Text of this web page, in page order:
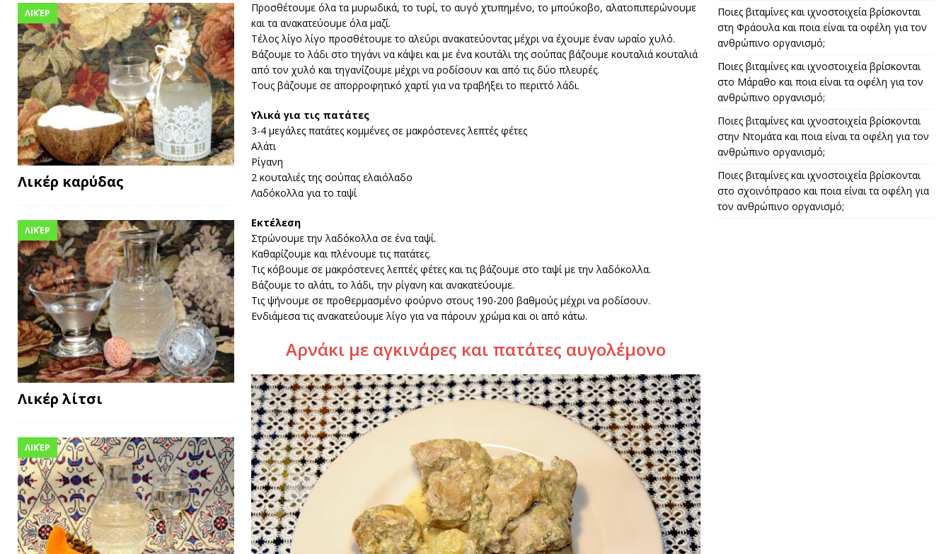
Προσθέτουμε όλα τα μυρωδικά, το τυρί, το αυγό χτυπημένο, το μπούκοβο, αλατοπιπερώνουμε
και τα ανακατεύουμε όλα μαζί.
Τέλος λίγο λίγο προσθέτουμε το αλεύρι ανακατεύοντας μέχρι να έχουμε έναν ωραίο χυλό.
Βάζουμε το λάδι στο τηγάνι να κάψει και με ένα κουτάλι της σούπας βάζουμε κουταλιά κουταλιά
από τον χυλό και τηγανίζουμε μέχρι να ροδίσουν και από τις δύο πλευρές.
Τους βάζουμε σε απορροφητικό χαρτί για να τραβήξει το περιττό λάδι.
Υλικά για τις πατάτες
3-4 μεγάλες πατάτες κομμένες σε μακρόστενες λεπτές φέτες
Αλάτι
Ρίγανη
2 κουταλιές της σούπας ελαιόλαδο
Λαδόκολλα για το ταψί
Εκτέλεση
Στρώνουμε την λαδόκολλα σε ένα ταψί.
Καθαρίζουμε και πλένουμε τις πατάτες.
Τις κόβουμε σε μακρόστενες λεπτές φέτες και τις βάζουμε στο ταψί με την λαδόκολλα.
Βάζουμε το αλάτι, το λάδι, την ρίγανη και ανακατεύουμε.
Τις ψήνουμε σε προθερμασμένο φούρνο στους 190-200 βαθμούς μέχρι να ροδίσουν.
Ενδιάμεσα τις ανακατεύουμε λίγο για να πάρουν χρώμα και οι από κάτω.
Αρνάκι με αγκινάρες και πατάτες αυγολέμονο
ΛΙΚΈΡ
Λικέρ καρύδας
ΛΙΚΈΡ
Λικέρ λίτσι
ΛΙΚΈΡ
Ποιες βιταμίνες και ιχνοστοιχεία βρίσκονται
στη Φράουλα και ποια είναι τα οφέλη για τον
ανθρώπινο οργανισμό;
Ποιες βιταμίνες και ιχνοστοιχεία βρίσκονται
στο Μάραθο και ποια είναι τα οφέλη για τον
ανθρώπινο οργανισμό;
Ποιες βιταμίνες και ιχνοστοιχεία βρίσκονται
στην Ντομάτα και ποια είναι τα οφέλη για τον
ανθρώπινο οργανισμό;
Ποιες βιταμίνες και ιχνοστοιχεία βρίσκονται
στο σχοινόπρασο και ποια είναι τα οφέλη για
τον ανθρώπινο οργανισμό;